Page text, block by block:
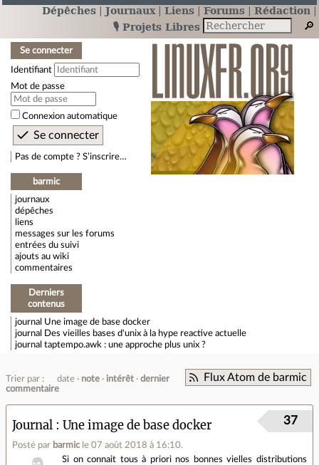
Dépêches Journaux Liens Forums
Rédaction
🎙️ Projets Libres
Se connecter
Identifiant
Mot de passe
Connexion automatique
Pas de compte ? S’inscrire…
barmic
journaux
dépêches
liens
messages sur les forums
entrées du suivi
ajouts au wiki
commentaires
Derniers
contenus
journal Une image de base docker
journal
Des vieilles bases d'unix à la hype reactive actuelle
journal taptempo.awk : une approche plus unix ?
Flux Atom de barmic
Trier par : date note intérêt
dernier
commentaire
Journal Une image de base docker
Posté par barmic le 07 août 2018 à 16:10.
37
Si on connait tous à priori nos bonnes vielles distributions